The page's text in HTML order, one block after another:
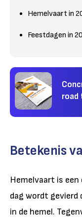
Hemelvaart in
Feestdagen in
road
Betekenis
Hemelvaart is
dag wordt gevierd
in de hemel.